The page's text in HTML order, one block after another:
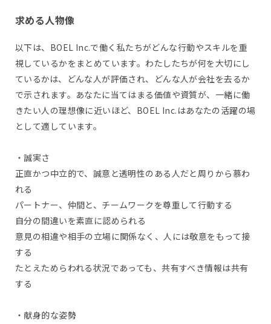
求める人物像
以下は、BOEL Inc.で働く私たちがどんな行動やスキルを重
視しているかをまとめています。わたしたちが何を大切にし
ているかは、どんな人が評価され、どんな人が会社を去るか
で示されます。あなたに当てはまる価値や資質が、一緒に働
きたい人の理想像に近いほど、BOEL Inc.はあなたの活躍の場
として適しています。
・誠実さ
正直かつ中立的で、誠意と透明性のある人だと周りから慕わ
れる
パートナー、仲間と、チームワークを尊重して行動する
自分の間違いを素直に認められる
意見の相違や相手の立場に関係なく、人には敬意をもって接
する
たとえためらわれる状況であっても、共有すべき情報は共有
する
・献身的な姿勢